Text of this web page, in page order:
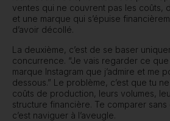
ventes qui ne couvrent pas les coûts,
et une marque qui s’épuise
d’avoir décollé.
La deuxième, c’est de se baser
concurrence. “Je vais regarder ce
marque Instagram que j’admire et me
dessous.” Le problème, c’est que tu
coûts de production, leurs volumes,
structure financière. Te comparer
c’est naviguer à l’aveugle.